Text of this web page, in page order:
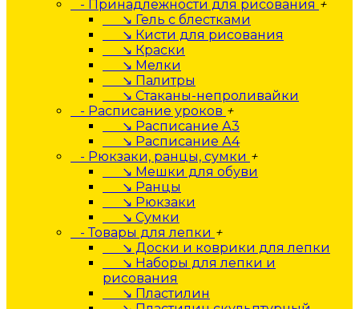
- Принадлежности для рисования +
↘ Гель с блестками
↘ Кисти для рисования
↘ Краски
↘ Мелки
↘ Палитры
↘ Стаканы-непроливайки
- Расписание уроков +
↘ Расписание А3
↘ Расписание А4
- Рюкзаки, ранцы, сумки +
↘ Мешки для обуви
↘ Ранцы
↘ Рюкзаки
↘ Сумки
- Товары для лепки +
↘ Доски и коврики для лепки
↘ Наборы для лепки и
рисования
↘ Пластилин